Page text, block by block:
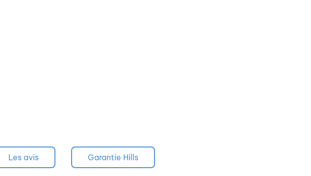
Les avis Garantie Hills